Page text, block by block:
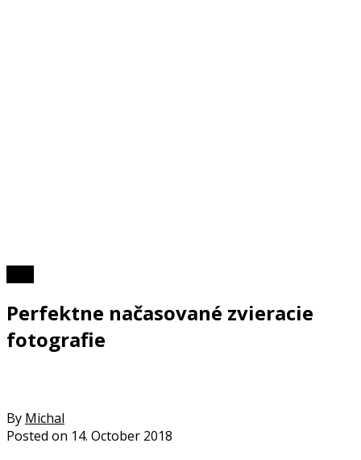
Perfektne načasované zvieracie
fotografie
By Michal
Posted on 14. October 2018